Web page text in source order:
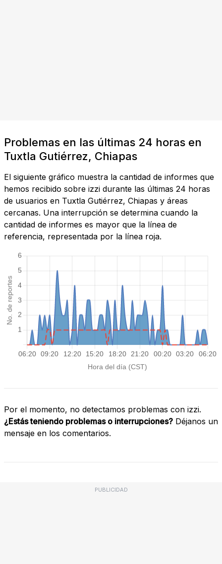
Problemas en las últimas 24 horas en
Tuxtla Gutiérrez, Chiapas
El siguiente gráfico muestra la cantidad de informes que
hemos recibido sobre izzi durante las últimas 24 horas
de usuarios en Tuxtla Gutiérrez, Chiapas y áreas
cercanas. Una interrupción se determina cuando la
cantidad de informes es mayor que la línea de
referencia, representada por la línea roja.
Por el momento, no detectamos problemas con izzi.
¿Estás teniendo problemas o interrupciones? Déjanos un
mensaje en los comentarios.
PUBLICIDAD